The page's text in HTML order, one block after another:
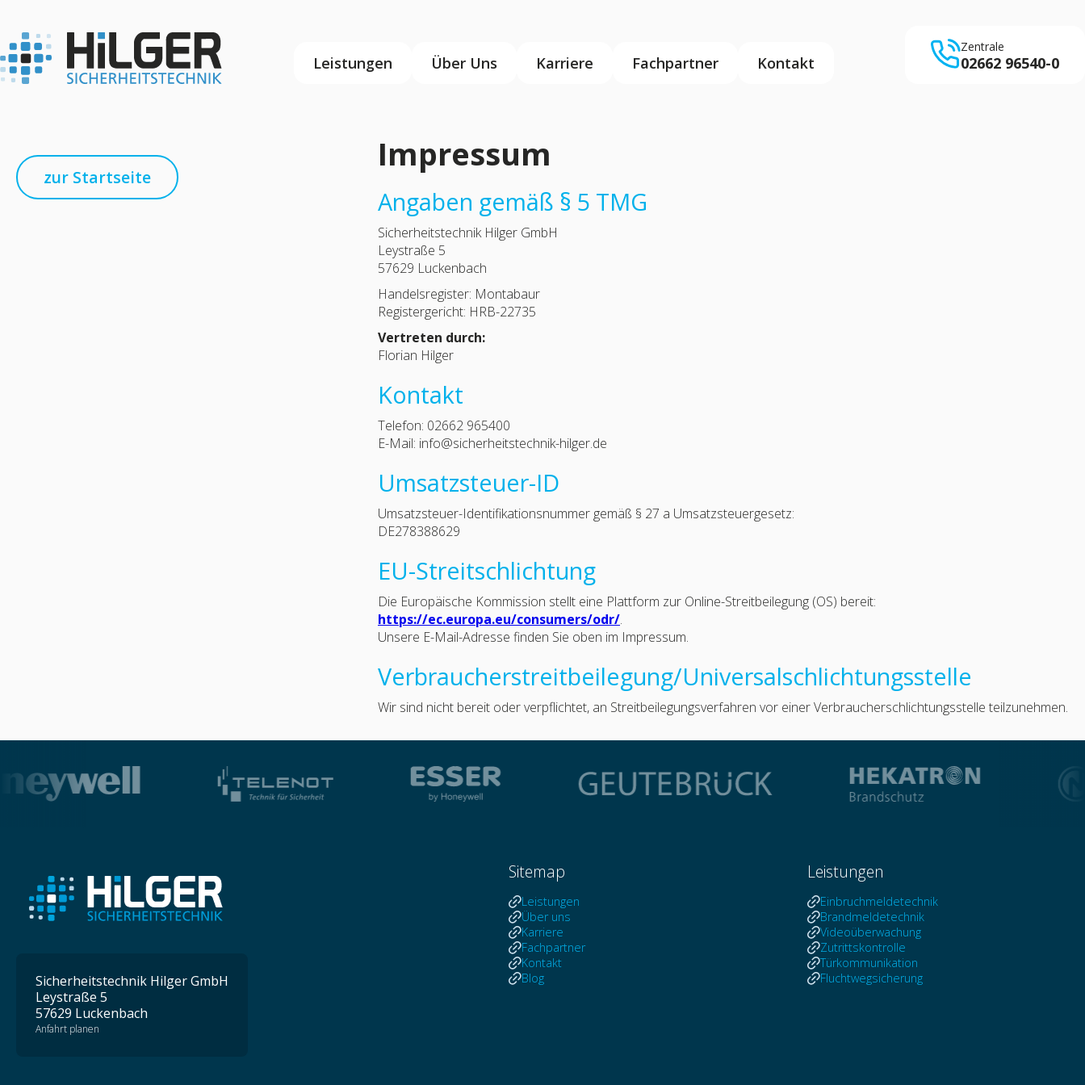
Leistungen Über Uns Karriere Fachpartner Kontakt
Zentrale
02662 96540-0
zur Startseite
Impressum
Angaben gemäß § 5 TMG
Sicherheitstechnik Hilger GmbH
Leystraße 5
57629 Luckenbach
Handelsregister: Montabaur
Registergericht: HRB-22735
Vertreten durch:
Florian Hilger
Kontakt
Telefon: 02662 965400
E-Mail: info@sicherheitstechnik-hilger.de
Umsatzsteuer-ID
Umsatzsteuer-Identifikationsnummer gemäß § 27 a Umsatzsteuergesetz:
DE278388629
EU-Streitschlichtung
Die Europäische Kommission stellt eine Plattform zur Online-Streitbeilegung (OS) bereit:
https://ec.europa.eu/consumers/odr/.
Unsere E-Mail-Adresse finden Sie oben im Impressum.
Verbraucher­streit­beilegung/Universal­schlichtungs­stelle
Wir sind nicht bereit oder verpflichtet, an Streitbeilegungsverfahren vor einer Verbraucherschlichtungsstelle teilzunehmen.
Sicherheitstechnik Hilger GmbH
Leystraße 5
57629 Luckenbach
Anfahrt planen
Sitemap
Leistungen
Über uns
Karriere
Fachpartner
Kontakt
Blog
Leistungen
Einbruchmeldetechnik
Brandmeldetechnik
Videoüberwachung
Zutrittskontrolle
Türkommunikation
Fluchtwegsicherung